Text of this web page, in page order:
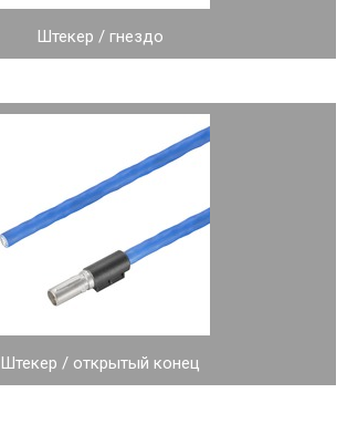
Штекер / гнездо
Штекер / открытый конец